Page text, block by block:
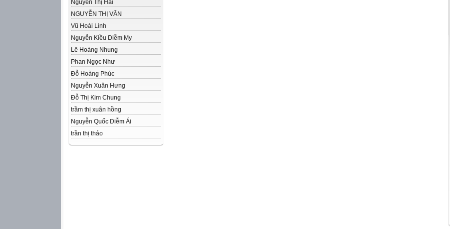
Nguyễn Thị Hải
NGUYỄN THỊ VÂN
Vũ Hoài Linh
Nguyễn Kiều Diễm My
Lê Hoàng Nhung
Phan Ngọc Như
Đỗ Hoàng Phúc
Nguyễn Xuân Hưng
Đỗ Thị Kim Chung
trầm thị xuân hồng
Nguyễn Quốc Diễm Ái
trần thị thảo